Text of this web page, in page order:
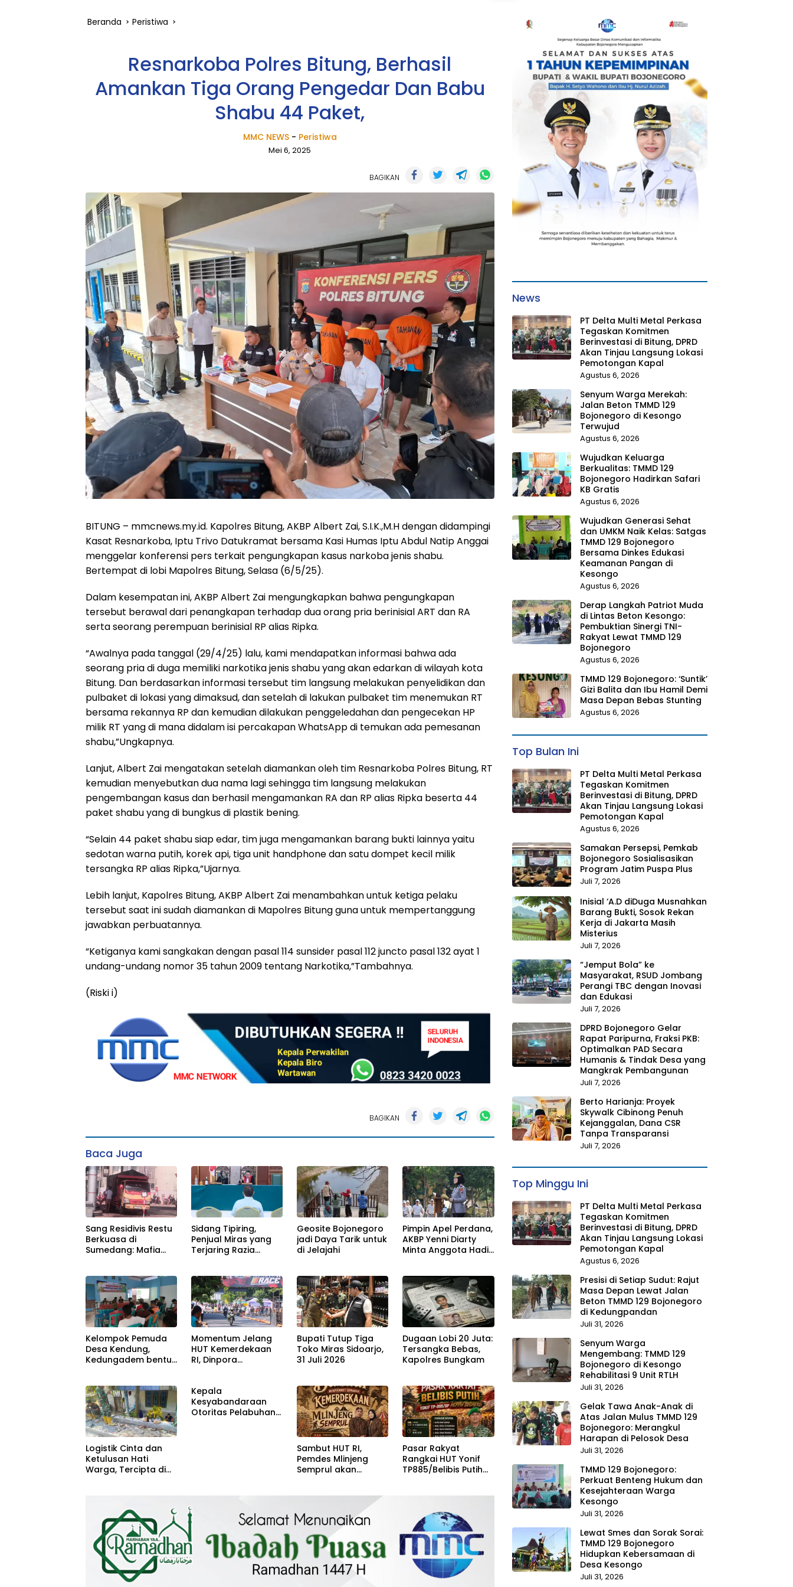
Beranda Peristiwa
Resnarkoba Polres Bitung, Berhasil
Amankan Tiga Orang Pengedar Dan Babu
Shabu 44 Paket,
MMC NEWS- Peristiwa
Mei 6, 2025
BAGIKAN
BITUNG – mmcnews.my.id. Kapolres Bitung, AKBP Albert Zai, S.I.K.,M.H dengan didampingi
Kasat Resnarkoba, Iptu Trivo Datukramat bersama Kasi Humas Iptu Abdul Natip Anggai
menggelar konferensi pers terkait pengungkapan kasus narkoba jenis shabu.
Bertempat di lobi Mapolres Bitung, Selasa (6/5/25).
Dalam kesempatan ini, AKBP Albert Zai mengungkapkan bahwa pengungkapan
tersebut berawal dari penangkapan terhadap dua orang pria berinisial ART dan RA
serta seorang perempuan berinisial RP alias Ripka.
“Awalnya pada tanggal (29/4/25) lalu, kami mendapatkan informasi bahwa ada
seorang pria di duga memiliki narkotika jenis shabu yang akan edarkan di wilayah kota
Bitung. Dan berdasarkan informasi tersebut tim langsung melakukan penyelidikan dan
pulbaket di lokasi yang dimaksud, dan setelah di lakukan pulbaket tim menemukan RT
bersama rekannya RP dan kemudian dilakukan penggeledahan dan pengecekan HP
milik RT yang di mana didalam isi percakapan WhatsApp di temukan ada pemesanan
shabu,”Ungkapnya.
Lanjut, Albert Zai mengatakan setelah diamankan oleh tim Resnarkoba Polres Bitung, RT
kemudian menyebutkan dua nama lagi sehingga tim langsung melakukan
pengembangan kasus dan berhasil mengamankan RA dan RP alias Ripka beserta 44
paket shabu yang di bungkus di plastik bening.
“Selain 44 paket shabu siap edar, tim juga mengamankan barang bukti lainnya yaitu
sedotan warna putih, korek api, tiga unit handphone dan satu dompet kecil milik
tersangka RP alias Ripka,”Ujarnya.
Lebih lanjut, Kapolres Bitung, AKBP Albert Zai menambahkan untuk ketiga pelaku
tersebut saat ini sudah diamankan di Mapolres Bitung guna untuk mempertanggung
jawabkan perbuatannya.
“Ketiganya kami sangkakan dengan pasal 114 sunsider pasal 112 juncto pasal 132 ayat 1
undang-undang nomor 35 tahun 2009 tentang Narkotika,”Tambahnya.
(Riski i)
BAGIKAN
Baca Juga
Sang Residivis Restu
Berkuasa di
Sumedang: Mafia
Terangan, Seolah
Hukum Bungkam
Sidang Tipiring,
Penjual Miras yang
Terjaring Razia
Geosite Bojonegoro
jadi Daya Tarik untuk
di Jelajahi
Pimpin Apel Perdana,
AKBP Yenni Diarty
Minta Anggota Hadir
Kelompok Pemuda
Desa Kendung,
Kedungadem bentuk
Momentum Jelang
HUT Kemerdekaan
RI, Dinpora
Bupati Tutup Tiga
Toko Miras Sidoarjo,
31 Juli 2026
Dugaan Lobi 20 Juta:
Tersangka Bebas,
Kapolres Bungkam
Logistik Cinta dan
Ketulusan Hati
Warga, Tercipta di
Kepala
Kesyabandaraan
Otoritas Pelabuhan
Sambut HUT RI,
Pemdes Mlinjeng
Semprul akan
Pasar Rakyat
Rangkai HUT Yonif
TP885/Belibis Putih
News
PT Delta Multi Metal Perkasa
Tegaskan Komitmen
Berinvestasi di Bitung, DPRD
Akan Tinjau Langsung Lokasi
Pemotongan Kapal
Agustus 6, 2026
Senyum Warga Merekah:
Jalan Beton TMMD 129
Bojonegoro di Kesongo
Terwujud
Agustus 6, 2026
Wujudkan Keluarga
Berkualitas: TMMD 129
Bojonegoro Hadirkan Safari
KB Gratis
Agustus 6, 2026
Wujudkan Generasi Sehat
dan UMKM Naik Kelas: Satgas
TMMD 129 Bojonegoro
Bersama Dinkes Edukasi
Keamanan Pangan di
Kesongo
Agustus 6, 2026
Derap Langkah Patriot Muda
di Lintas Beton Kesongo:
Pembuktian Sinergi TNI-
Rakyat Lewat TMMD 129
Bojonegoro
Agustus 6, 2026
TMMD 129 Bojonegoro: ‘Suntik’
Gizi Balita dan Ibu Hamil Demi
Masa Depan Bebas Stunting
Agustus 6, 2026
Top Bulan Ini
PT Delta Multi Metal Perkasa
Tegaskan Komitmen
Berinvestasi di Bitung, DPRD
Akan Tinjau Langsung Lokasi
Pemotongan Kapal
Agustus 6, 2026
Samakan Persepsi, Pemkab
Bojonegoro Sosialisasikan
Program Jatim Puspa Plus
Juli 7, 2026
Inisial ‘A.D diDuga Musnahkan
Barang Bukti, Sosok Rekan
Kerja di Jakarta Masih
Misterius
Juli 7, 2026
“Jemput Bola” ke
Masyarakat, RSUD Jombang
Perangi TBC dengan Inovasi
dan Edukasi
Juli 7, 2026
DPRD Bojonegoro Gelar
Rapat Paripurna, Fraksi PKB:
Optimalkan PAD Secara
Humanis & Tindak Desa yang
Mangkrak Pembangunan
Juli 7, 2026
Berto Harianja: Proyek
Skywalk Cibinong Penuh
Kejanggalan, Dana CSR
Tanpa Transparansi
Juli 7, 2026
Top Minggu Ini
PT Delta Multi Metal Perkasa
Tegaskan Komitmen
Berinvestasi di Bitung, DPRD
Akan Tinjau Langsung Lokasi
Pemotongan Kapal
Agustus 6, 2026
Presisi di Setiap Sudut: Rajut
Masa Depan Lewat Jalan
Beton TMMD 129 Bojonegoro
di Kedungpandan
Juli 31, 2026
Senyum Warga
Mengembang: TMMD 129
Bojonegoro di Kesongo
Rehabilitasi 9 Unit RTLH
Juli 31, 2026
Gelak Tawa Anak-Anak di
Atas Jalan Mulus TMMD 129
Bojonegoro: Merangkul
Harapan di Pelosok Desa
Juli 31, 2026
TMMD 129 Bojonegoro:
Perkuat Benteng Hukum dan
Kesejahteraan Warga
Kesongo
Juli 31, 2026
Lewat Smes dan Sorak Sorai:
TMMD 129 Bojonegoro
Hidupkan Kebersamaan di
Desa Kesongo
Juli 31, 2026